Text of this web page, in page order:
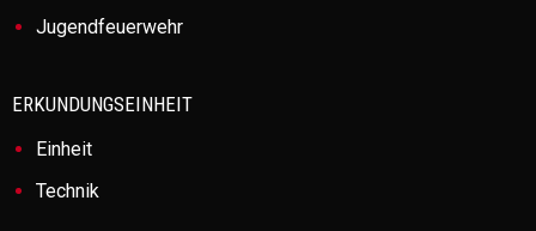
Jugendfeuerwehr
ERKUNDUNGSEINHEIT
Einheit
Technik